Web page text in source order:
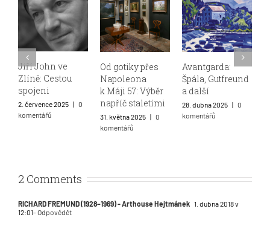
Od gotiky přes
Napoleona
k Máji 57: Výběr
napříč staletími
31. května 2025
Avantgarda:
Špála, Gutfreund
a další
28. dubna 2025 | 0
komentářů
Pařížští Češi
27. března 2025 | 0
komentářů
2 Comments
RICHARD FREMUND (1928–1969) - Arthouse Hejtmánek 1. dubna 2018 v
12:01- Odpovědět